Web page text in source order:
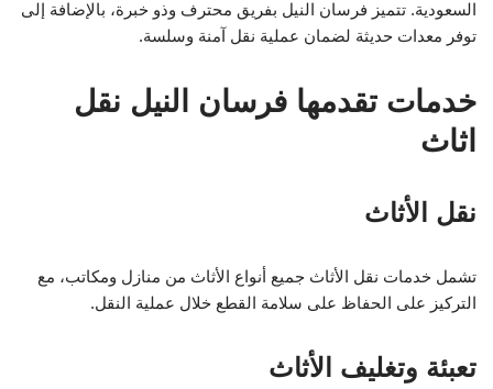
السعودية. تتميز فرسان النيل بفريق محترف وذو خبرة، بالإضافة إلى
توفر معدات حديثة لضمان عملية نقل آمنة وسلسة.
خدمات تقدمها فرسان النيل نقل
اثاث
نقل الأثاث
تشمل خدمات نقل الأثاث جميع أنواع الأثاث من منازل ومكاتب، مع
التركيز على الحفاظ على سلامة القطع خلال عملية النقل.
تعبئة وتغليف الأثاث